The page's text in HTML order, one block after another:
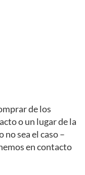
de los
o un lugar de la
no sea el caso –
en contacto